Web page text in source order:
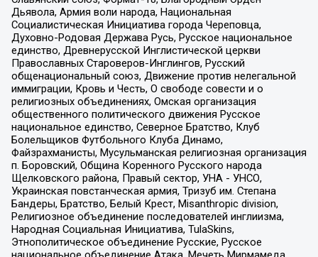
Дьявола, Армия воли народа, Национальная
Социалистическая Инициатива города Череповца,
Духовно-Родовая Держава Русь, Русское национальное
единство, Древнерусской Инглистической церкви
Православных Староверов-Инглингов, Русский
общенациональный союз, Движение против нелегальной
иммиграции, Кровь и Честь, О свободе совести и о
религиозных объединениях, Омская организация
общественного политического движения Русское
национальное единство, Северное Братство, Клуб
Болельщиков Футбольного Клуба Динамо,
Файзрахманисты, Мусульманская религиозная организация
п. Боровский, Община Коренного Русского народа
Щелковского района, Правый сектор, УНА - УНСО,
Украинская повстанческая армия, Тризуб им. Степана
Бандеры, Братство, Белый Крест, Misanthropic division,
Религиозное объединение последователей инглиизма,
Народная Социальная Инициатива, TulaSkins,
Этнополитическое объединение Русские, Русское